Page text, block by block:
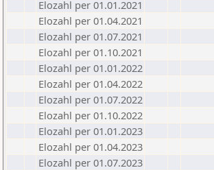
Elozahl per 01.01.2021
Elozahl per 01.04.2021
Elozahl per 01.07.2021
Elozahl per 01.10.2021
Elozahl per 01.01.2022
Elozahl per 01.04.2022
Elozahl per 01.07.2022
Elozahl per 01.10.2022
Elozahl per 01.01.2023
Elozahl per 01.04.2023
Elozahl per 01.07.2023